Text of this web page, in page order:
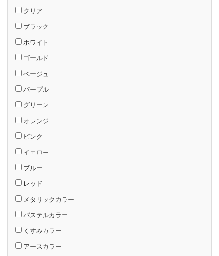
クリア
ブラック
ホワイト
ゴールド
ベージュ
パープル
グリーン
オレンジ
ピンク
イエロー
ブルー
レッド
メタリックカラー
パステルカラー
くすみカラー
アースカラー